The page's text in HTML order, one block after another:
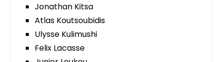
Jonathan Kitsa
Atlas Koutsoubidis
Ulysse Kulimushi
Felix Lacasse